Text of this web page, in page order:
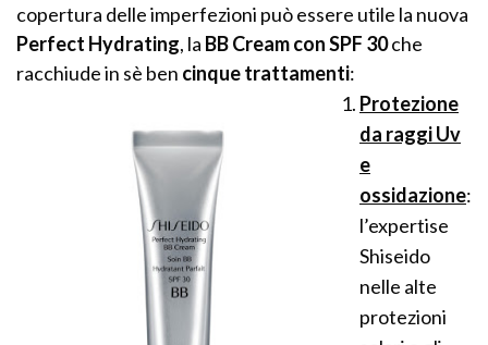
copertura delle imperfezioni può essere utile la nuova
Perfect Hydrating, la BB Cream con SPF 30che
racchiude in sè ben cinque trattamenti:
Protezione
da raggi Uv
e
ossidazione:
l’expertise
Shiseido
nelle alte
protezioni